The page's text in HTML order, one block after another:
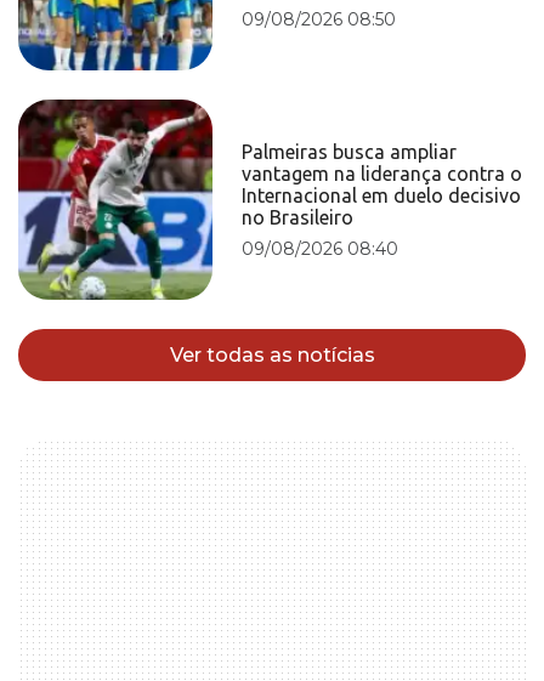
09/08/2026 08:50
Palmeiras busca ampliar
vantagem na liderança contra o
Internacional em duelo decisivo
no Brasileiro
09/08/2026 08:40
Ver todas as notícias